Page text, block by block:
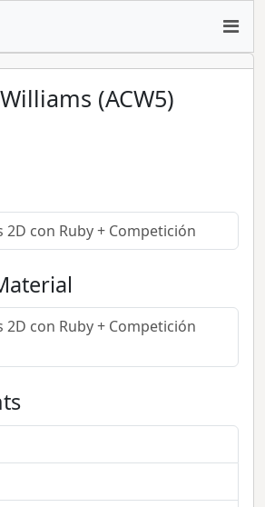
(ACW5)
2D con Ruby + Competición
2D con Ruby + Competición